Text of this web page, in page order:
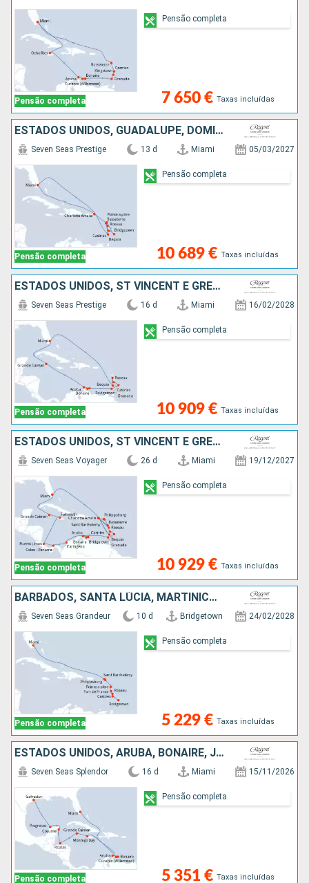
Pensão completa 7 650 € Taxas incluídas
Pensão completa
ESTADOS UNIDOS, GUADALUPE, DOMINICA, SANTA LÚCIA, BARBADOS, ST VINCENT E GRENADINES
Pensão completa
Seven Seas Prestige 13 d Miami 05/03/2027
10 689 € Taxas incluídas
Pensão completa
ESTADOS UNIDOS, ST VINCENT E GRENADINES, DOMINICA, SANTA LÚCIA, BARBADOS, GRENADA, BONAIRE, ARUBA, CAIMÃO (ILHAS)
Pensão completa
Seven Seas Prestige 16 d Miami 16/02/2028
10 909 € Taxas incluídas
Pensão completa
ESTADOS UNIDOS, ST VINCENT E GRENADINES, SÃO MARTINHO, FRANÇA, GUADALUPE, DOMINICA, SANTA LÚCIA, BARBADOS, GRENADA, ARUBA, BONAIRE, COLÔMBIA, PANAMA, COSTA RICA, JAMAICA, CAIMÃO (ILHAS)
Pensão completa
Seven Seas Voyager 26 d Miami 19/12/2027
10 929 € Taxas incluídas
Pensão completa
BARBADOS, SANTA LÚCIA, MARTINICA, DOMINICA, GUADALUPE, FRANÇA, SÃO MARTINHO, ESTADOS UNIDOS
Pensão completa
Seven Seas Grandeur 10 d Bridgetown 24/02/2028
5 229 € Taxas incluídas
Pensão completa
ESTADOS UNIDOS, ARUBA, BONAIRE, JAMAICA, CAIMÃO (ILHAS), HONDURAS, CARAIBAS - MEXICO
Pensão completa
Seven Seas Splendor 16 d Miami 15/11/2026
5 351 € Taxas incluídas
Pensão completa